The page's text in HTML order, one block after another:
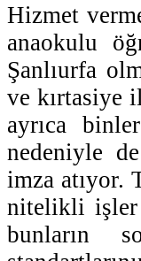
Hizmet
anaokulu
Şanlıurfa
ve kırtasiye
ayrıca
nedeniyle
imza atıyor.
nitelikli işler
bunların